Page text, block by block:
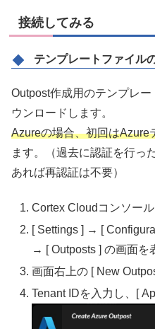
接続してみる
テンプレートファイル
Outpost作成用のテンプレ
ウンロードします。
Azureの場合、初回はAzure
ます。（過去に認証を行っ
あれば再認証は不要）
Cortex Cloudコンソー
[ Settings ] → [
→ [Outposts ] の画面を
画面右上の [ New
Tenant IDを入力し、[